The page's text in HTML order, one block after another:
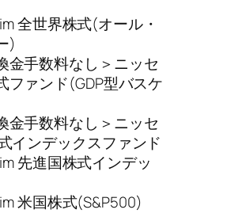
全世界株式(オール・
)
金手数料なし＞ニッセ
ファンド(GDP型バスケ
金手数料なし＞ニッセ
インデックスファンド
先進国株式インデッ
米国株式(S&P500)